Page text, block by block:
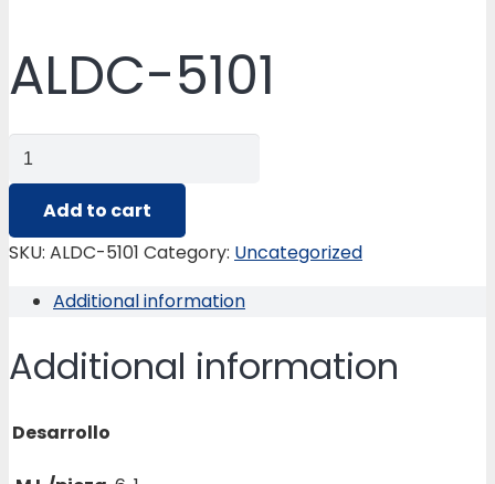
ALDC-5101
ALDC-
5101
quantity
Add to cart
SKU: ALDC-5101 Category: Uncategorized
Additional information
Additional information
Desarrollo